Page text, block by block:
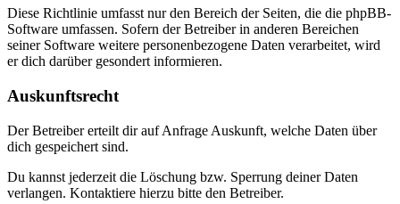
Diese Richtlinie umfasst nur den Bereich der Seiten, die die phpBB-
Software umfassen. Sofern der Betreiber in anderen Bereichen
seiner Software weitere personenbezogene Daten verarbeitet, wird
er dich darüber gesondert informieren.
Auskunftsrecht
Der Betreiber erteilt dir auf Anfrage Auskunft, welche Daten über
dich gespeichert sind.
Du kannst jederzeit die Löschung bzw. Sperrung deiner Daten
verlangen. Kontaktiere hierzu bitte den Betreiber.